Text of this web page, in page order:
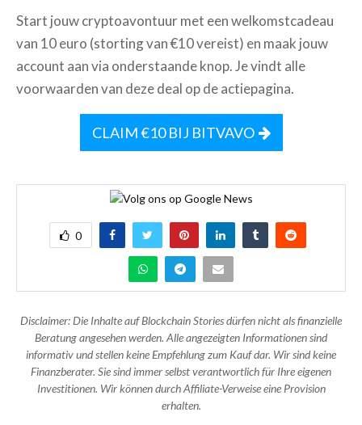
Start jouw cryptoavontuur met een welkomstcadeau
van 10 euro (storting van €10 vereist) en maak jouw
account aan via onderstaande knop. Je vindt alle
voorwaarden van deze deal op de actiepagina.
CLAIM €10 BIJ BITVAVO
0
Disclaimer: Die Inhalte auf Blockchain Stories dürfen nicht als finanzielle
Beratung angesehen werden. Alle angezeigten Informationen sind
informativ und stellen keine Empfehlung zum Kauf dar. Wir sind keine
Finanzberater. Sie sind immer selbst verantwortlich für Ihre eigenen
Investitionen. Wir können durch Affiliate-Verweise eine Provision
erhalten.